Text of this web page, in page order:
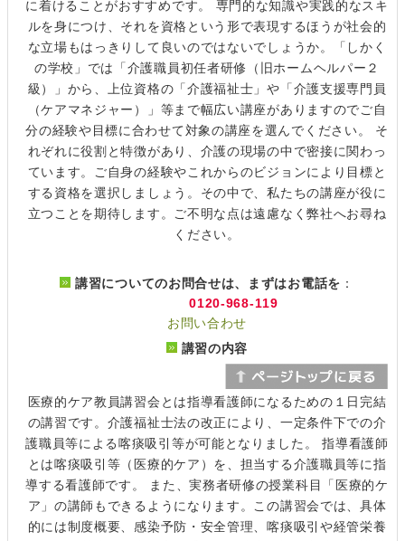
に着けることがおすすめです。 専門的な知識や実践的なスキ
ルを身につけ、それを資格という形で表現するほうが社会的
な立場もはっきりして良いのではないでしょうか。「しかく
の学校」では「介護職員初任者研修（旧ホームヘルパー２
級）」から、上位資格の「介護福祉士」や「介護支援専門員
（ケアマネジャー）」等まで幅広い講座がありますのでご自
分の経験や目標に合わせて対象の講座を選んでください。 そ
れぞれに役割と特徴があり、介護の現場の中で密接に関わっ
ています。ご自身の経験やこれからのビジョンにより目標と
する資格を選択しましょう。その中で、私たちの講座が役に
立つことを期待します。ご不明な点は遠慮なく弊社へお尋ね
ください。
講習についてのお問合せは、まずはお電話を ：
0120-968-119
お問い合わせ
講習の内容
医療的ケア教員講習会とは指導看護師になるための１日完結
の講習です。介護福祉士法の改正により、一定条件下での介
護職員等による喀痰吸引等が可能となりました。 指導看護師
とは喀痰吸引等（医療的ケア）を、担当する介護職員等に指
導する看護師です。 また、実務者研修の授業科目「医療的ケ
ア」の講師もできるようになります。この講習会では、具体
的には制度概要、感染予防・安全管理、喀痰吸引や経管栄養